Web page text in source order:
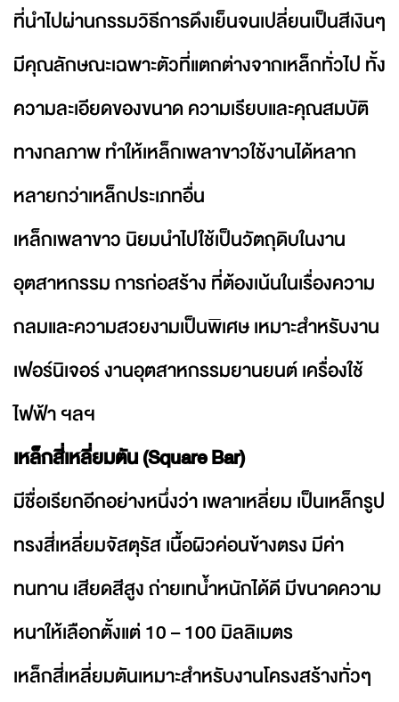
ที่นำไปผ่านกรรมวิธีการดึงเย็นจนเปลี่ยนเป็นสีเงินๆ
มีคุณลักษณะเฉพาะตัวที่แตกต่างจากเหล็กทั่วไป ทั้ง
ความละเอียดของขนาด ความเรียบและคุณสมบัติ
ทางกลภาพ ทำให้เหล็กเพลาขาวใช้งานได้หลาก
หลายกว่าเหล็กประเภทอื่น
เหล็กเพลาขาว นิยมนำไปใช้เป็นวัตถุดิบในงาน
อุตสาหกรรม การก่อสร้าง ที่ต้องเน้นในเรื่องความ
กลมและความสวยงามเป็นพิเศษ เหมาะสำหรับงาน
เฟอร์นิเจอร์ งานอุตสาหกรรมยานยนต์ เครื่องใช้
ไฟฟ้า ฯลฯ
เหล็กสี่เหลี่ยมตัน (Square Bar)
มีชื่อเรียกอีกอย่างหนึ่งว่า เพลาเหลี่ยม เป็นเหล็กรูป
ทรงสี่เหลี่ยมจัสตุรัส เนื้อผิวค่อนข้างตรง มีค่า
ทนทาน เสียดสีสูง ถ่ายเทน้ำหนักได้ดี มีขนาดความ
หนาให้เลือกตั้งแต่ 10 – 100 มิลลิเมตร
เหล็กสี่เหลี่ยมตันเหมาะสำหรับงานโครงสร้างทั่วๆ